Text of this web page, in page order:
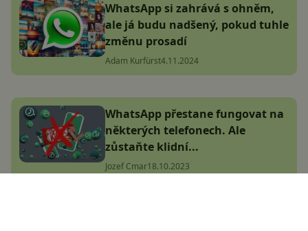
WhatsApp si zahrává s ohněm,
ale já budu nadšený, pokud tuhle
změnu prosadí
Adam Kurfürst4.11.2024
WhatsApp přestane fungovat na
některých telefonech. Ale
zůstaňte klidní...
Jozef Cmar18.10.2023